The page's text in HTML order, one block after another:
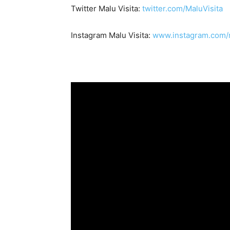
Twitter Malu Visita: twitter.com/MaluVisita
Instagram Malu Visita: